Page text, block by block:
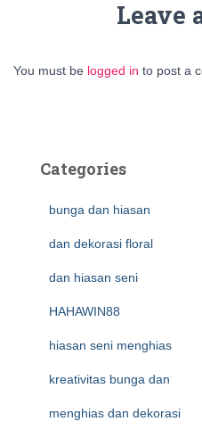
Leave
You must be logged in to post a
Categories
bunga dan hiasan
dan dekorasi floral
dan hiasan seni
HAHAWIN88
hiasan seni menghias
kreativitas bunga dan
menghias dan dekorasi